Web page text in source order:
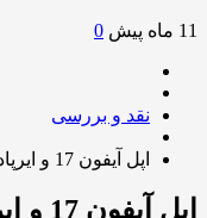
11 ماه پیش 0
نقد و بررسی
اپل آیفون 17 و ایرپاد پرو 3 با بهترین بلوتوث لاسلس
اپل آیفون 17 و ایرپاد پرو 3 با بهترین بلوتوث لاسلس